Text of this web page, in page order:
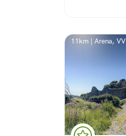
11km | Arena, VV